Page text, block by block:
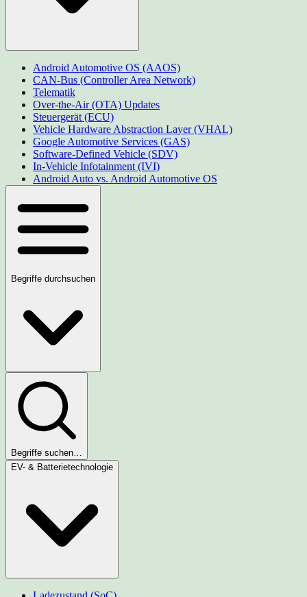
Android Automotive OS (AAOS)
CAN-Bus (Controller Area Network)
Telematik
Over-the-Air (OTA) Updates
Steuergerät (ECU)
Vehicle Hardware Abstraction Layer (VHAL)
Google Automotive Services (GAS)
Software-Defined Vehicle (SDV)
In-Vehicle Infotainment (IVI)
Android Auto vs. Android Automotive OS
Begriffe durchsuchen
Begriffe suchen…
EV- & Batterietechnologie